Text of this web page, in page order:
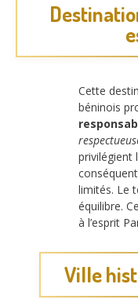
Cette
béninois
privilégient
limités. Le
équilibre.
à l’esprit
Ville